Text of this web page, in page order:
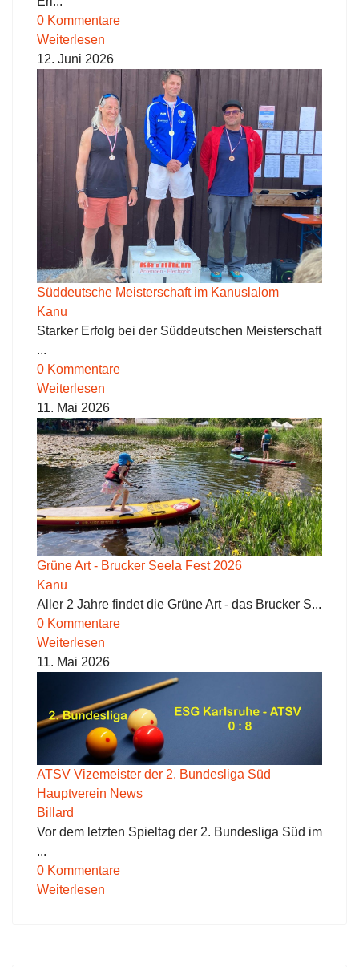
0 Kommentare
Weiterlesen
12. Juni 2026
Süddeutsche Meisterschaft im Kanuslalom
Kanu
Starker Erfolg bei der Süddeutschen Meisterschaft
...
0 Kommentare
Weiterlesen
11. Mai 2026
Grüne Art - Brucker Seela Fest 2026
Kanu
Aller 2 Jahre findet die Grüne Art - das Brucker S...
0 Kommentare
Weiterlesen
11. Mai 2026
ATSV Vizemeister der 2. Bundesliga Süd
Hauptverein News
Billard
Vor dem letzten Spieltag der 2. Bundesliga Süd im
...
0 Kommentare
Weiterlesen